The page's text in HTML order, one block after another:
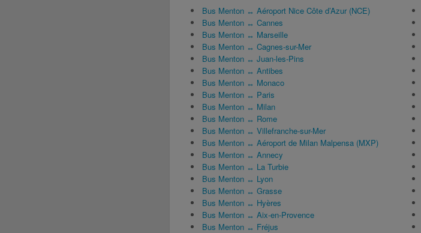
Bus Menton ↔ Aéroport Nice Côte d’Azur (NCE)
Bus Menton ↔ Cannes
Bus Menton ↔ Marseille
Bus Menton ↔ Cagnes-sur-Mer
Bus Menton ↔ Juan-les-Pins
Bus Menton ↔ Antibes
Bus Menton ↔ Monaco
Bus Menton ↔ Paris
Bus Menton ↔ Milan
Bus Menton ↔ Rome
Bus Menton ↔ Villefranche-sur-Mer
Bus Menton ↔ Aéroport de Milan Malpensa (MXP)
Bus Menton ↔ Annecy
Bus Menton ↔ La Turbie
Bus Menton ↔ Lyon
Bus Menton ↔ Grasse
Bus Menton ↔ Hyères
Bus Menton ↔ Aix-en-Provence
Bus Menton ↔ Fréjus